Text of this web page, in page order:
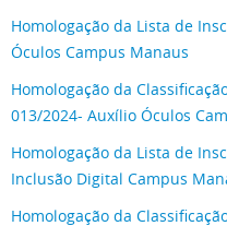
Homologação da Lista de
Óculos Campus Manaus
Homologação da
013/2024- Auxílio Óculos
Homologação da Lista de
Inclusão Digital Campus
Homologação da